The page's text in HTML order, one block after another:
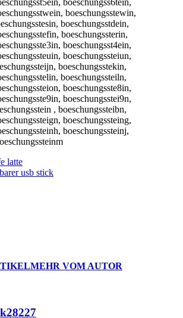
boeschungss6tein,
boeschungsstewin,
boeschungsstdein,
boeschungssterin,
boeschungsst4ein,
boeschungssteiun,
boeschungsstekin,
boeschungssteiln,
boeschungsste8in,
boeschungsstei9n,
, boeschungssteibn,
boeschungssteing,
boeschungssteinj,
latte
usb stick
MEHR VOM AUTOR